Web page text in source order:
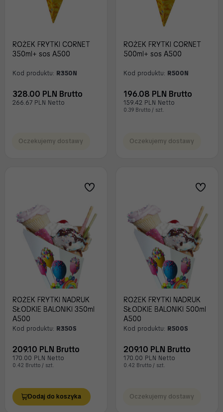
ROŻEK FRYTKI CORNET
350ml+ sos A500
Kod produktu: R350N
328.00 PLN Brutto
266.67 PLN Netto
Oczekujemy dostawy
ROŻEK FRYTKI CORNET
500ml+ sos A500
Kod produktu: R500N
196.08 PLN Brutto
159.42 PLN Netto
0.39 Brutto / szt.
Oczekujemy dostawy
ROŻEK FRYTKI NADRUK
SŁODKIE BALONIKI 350ml
A500
Kod produktu: R350S
209.10 PLN Brutto
170.00 PLN Netto
0.42 Brutto / szt.
Dodaj do koszyka
ROŻEK FRYTKI NADRUK
SŁODKIE BALONIKI 500ml
A500
Kod produktu: R500S
209.10 PLN Brutto
170.00 PLN Netto
0.42 Brutto / szt.
Oczekujemy dostawy